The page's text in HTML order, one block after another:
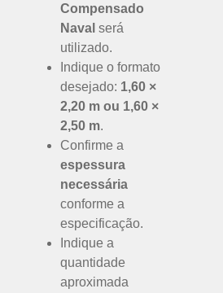
Compensado
Naval será
utilizado.
Indique o formato
desejado: 1,60 ×
2,20 m ou 1,60 ×
2,50 m.
Confirme a
espessura
necessária
conforme a
especificação.
Indique a
quantidade
aproximada